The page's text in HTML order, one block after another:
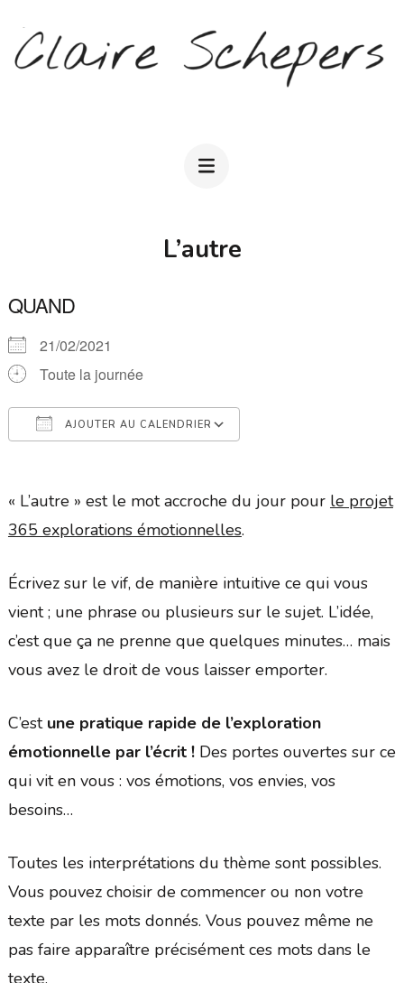
contenu
L’autre
QUAND
21/02/2021
Toute la journée
AJOUTER AU CALENDRIER
« L’autre » est le mot accroche du jour pour le projet
365 explorations émotionnelles.
Écrivez sur le vif, de manière intuitive ce qui vous
vient ; une phrase ou plusieurs sur le sujet. L’idée,
c’est que ça ne prenne que quelques minutes… mais
vous avez le droit de vous laisser emporter.
C’est une pratique rapide de l’exploration
émotionnelle par l’écrit ! Des portes ouvertes sur ce
qui vit en vous : vos émotions, vos envies, vos
besoins…
Toutes les interprétations du thème sont possibles.
Vous pouvez choisir de commencer ou non votre
texte par les mots donnés. Vous pouvez même ne
pas faire apparaître précisément ces mots dans le